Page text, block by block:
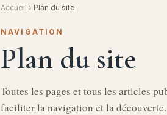
Accueil › Plan du site
NAVIGATION
Plan du site
Toutes les pages et tous les articles
faciliter la navigation et la découverte.